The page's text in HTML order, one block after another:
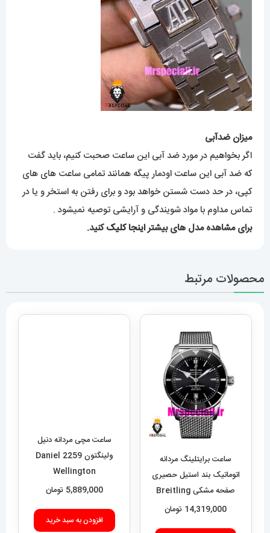
میزان ضدآبی
اگر بخواهیم در مورد ضد آبی این ساعت صحبت کنیم، باید گفت
که ضد آبی این ساعت اودمار پیگه همانند تمامی ساعت های های
کپی، در حد دست شستن خواهد بود و برای رفتن به استخر و یا در
تماس مداوم با مواد شویندگی و آرایشی توصیه نمیشود .
برای مشاهده مدل های بیشتراینجا کلیککنید.
محصولات مرتبط
ساعت برایتلینگ مردانه
اتوماتیک بند استیل حصیری
صفحه مشکی Breitling
Super Ocean 020955
14,319,000 تومان
ساعت مچی مردانه دنیل
ولینگتون 2259 Daniel
Wellington
5,889,000 تومان
افزودن به سبد خرید